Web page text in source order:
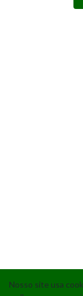
Nosso site usa